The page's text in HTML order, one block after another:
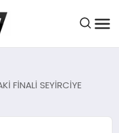
FİNALİ SEYİRCİYE